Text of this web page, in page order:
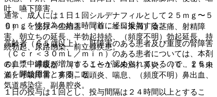
吐、嚥下障害。
５）． 泌尿・生殖器：（０．１％未満）陰茎痛、射精障
害、朝立ちの延長、半勃起持続、（頻度不明）勃起延長、持
続勃起、尿路感染、前立腺疾患。
６）． 呼吸器：（０．１〜１％未満）鼻炎、（０．１％未
満）呼吸障害、鼻閉、咽頭炎、喘息、（頻度不明）鼻出血、
気道感染症、副鼻腔炎。
通常、成人には１日１回シルデナフィルとして２５ｍｇ〜５
０ｍｇを性行為の約１時間前に経口投与する。
高齢者（６５歳以上）、肝障害のある患者及び重度の腎障害
（Ｃｃｒ＜３０ｍＬ／ｍｉｎ）のある患者については、本剤
の血漿中濃度が増加することが認められているので、２５ｍ
ｇを開始用量とすること。
１日の投与は１回とし、投与間隔は２４時間以上とするこ